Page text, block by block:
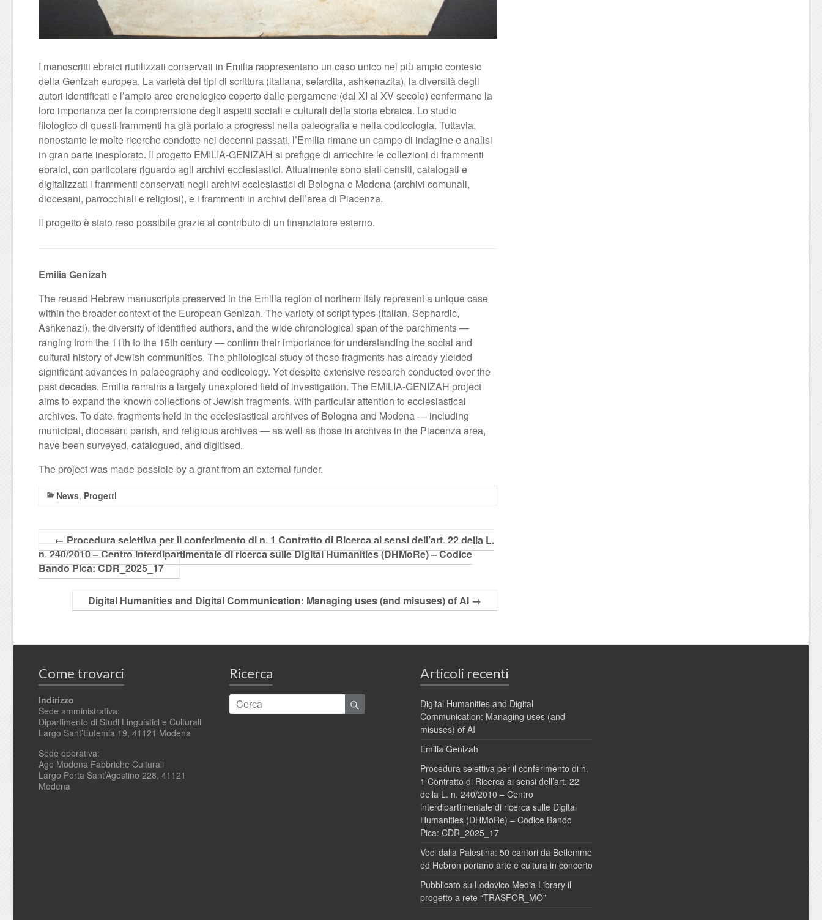
I manoscritti ebraici riutilizzati conservati in Emilia rappresentano un caso unico nel più ampio contesto
della Genizah europea. La varietà dei tipi di scrittura (italiana, sefardita, ashkenazita), la diversità degli
autori identificati e l’ampio arco cronologico coperto dalle pergamene (dal XI al XV secolo) confermano la
loro importanza per la comprensione degli aspetti sociali e culturali della storia ebraica. Lo studio
filologico di questi frammenti ha già portato a progressi nella paleografia e nella codicologia. Tuttavia,
nonostante le molte ricerche condotte nei decenni passati, l’Emilia rimane un campo di indagine e analisi
in gran parte inesplorato. Il progetto EMILIA-GENIZAH si prefigge di arricchire le collezioni di frammenti
ebraici, con particolare riguardo agli archivi ecclesiastici. Attualmente sono stati censiti, catalogati e
digitalizzati i frammenti conservati negli archivi ecclesiastici di Bologna e Modena (archivi comunali,
diocesani, parrocchiali e religiosi), e i frammenti in archivi dell’area di Piacenza.
Il progetto è stato reso possibile grazie al contributo di un finanziatore esterno.
Emilia Genizah
The reused Hebrew manuscripts preserved in the Emilia region of northern Italy represent a unique case
within the broader context of the European Genizah. The variety of script types (Italian, Sephardic,
Ashkenazi), the diversity of identified authors, and the wide chronological span of the parchments —
ranging from the 11th to the 15th century — confirm their importance for understanding the social and
cultural history of Jewish communities. The philological study of these fragments has already yielded
significant advances in palaeography and codicology. Yet despite extensive research conducted over the
past decades, Emilia remains a largely unexplored field of investigation. The EMILIA-GENIZAH project
aims to expand the known collections of Jewish fragments, with particular attention to ecclesiastical
archives. To date, fragments held in the ecclesiastical archives of Bologna and Modena — including
municipal, diocesan, parish, and religious archives — as well as those in archives in the Piacenza area,
have been surveyed, catalogued, and digitised.
The project was made possible by a grant from an external funder.
News, Progetti
← Procedura selettiva per il conferimento di n. 1 Contratto di Ricerca ai sensi dell’art. 22 della L.
n. 240/2010 – Centro interdipartimentale di ricerca sulle Digital Humanities (DHMoRe) – Codice
Bando Pica: CDR_2025_17
Digital Humanities and Digital Communication: Managing uses (and misuses) of AI →
Come trovarci
Indirizzo
Sede amministrativa:
Dipartimento di Studi Linguistici e Culturali
Largo Sant’Eufemia 19, 41121 Modena
Sede operativa:
Ago Modena Fabbriche Culturali
Largo Porta Sant’Agostino 228, 41121
Modena
Ricerca Articoli recenti
Digital Humanities and Digital
Communication: Managing uses (and
misuses) of AI
Emilia Genizah
Procedura selettiva per il conferimento di n.
1 Contratto di Ricerca ai sensi dell’art. 22
della L. n. 240/2010 – Centro
interdipartimentale di ricerca sulle Digital
Humanities (DHMoRe) – Codice Bando
Pica: CDR_2025_17
Voci dalla Palestina: 50 cantori da Betlemme
ed Hebron portano arte e cultura in concerto
Pubblicato su Lodovico Media Library il
progetto a rete “TRASFOR_MO”